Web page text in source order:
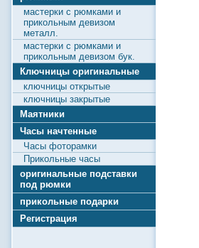
мастерки с рюмками и
прикольным девизом
металл.
мастерки с рюмками и
прикольным девизом бук.
Ключницы оригинальные
ключницы открытые
ключницы закрытые
Маятники
Часы начтенные
Часы фоторамки
Прикольные часы
оригинальные подставки
под рюмки
прикольные подарки
Регистрация